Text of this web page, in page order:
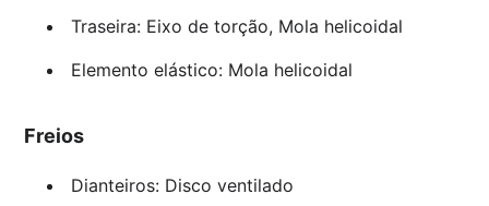
Traseira: Eixo de torção, Mola helicoidal
Elemento elástico: Mola helicoidal
Freios
Dianteiros: Disco ventilado